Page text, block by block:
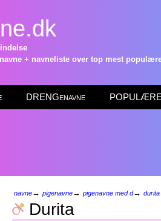
+ navneliste over top mest
DRENGenavne POPULÆRE
navne→ pigenavne→ pigenavne med d→ durita
Durita